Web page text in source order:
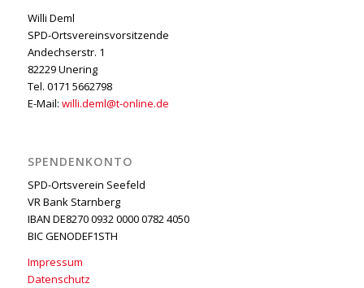
Willi Deml
SPD-Ortsvereinsvorsitzende
Andechserstr. 1
82229 Unering
Tel. 0171 5662798
E-Mail: willi.deml@t-online.de
SPENDENKONTO
SPD-Ortsverein Seefeld
VR Bank Starnberg
IBAN DE8270 0932 0000 0782 4050
BIC GENODEF1STH
Impressum
Datenschutz